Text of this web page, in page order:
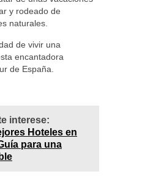
y rodeado de
naturales.
de vivir una
encantadora
de España.
interese:
Hoteles en
para una